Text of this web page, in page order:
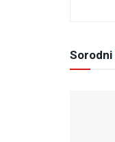
Sorodni